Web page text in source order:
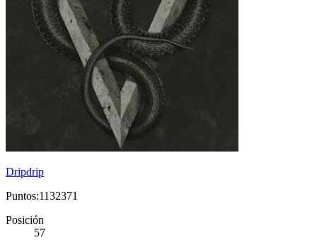
Dripdrip
Puntos:1132371
Posición
57